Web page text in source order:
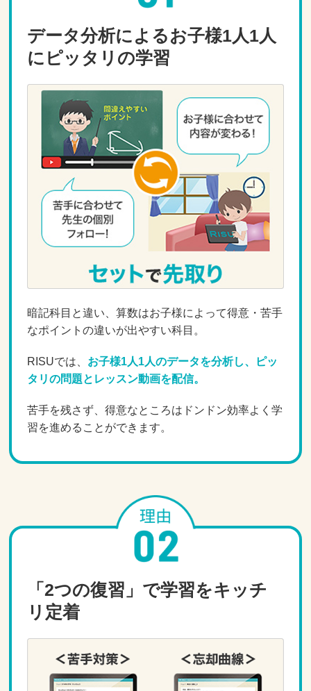
データ分析によるお子様1人1人
にピッタリの学習
暗記科目と違い、算数はお子様によって得意・苦手
なポイントの違いが出やすい科目。
RISUでは、 お子様1人1人のデータを分析し、ピッ
タリの問題とレッスン動画を配信。
苦手を残さず、得意なところはドンドン効率よく学
習を進めることができます。
「2つの復習」で学習をキッチ
リ定着